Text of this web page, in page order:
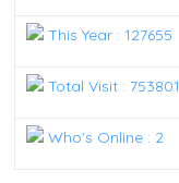
This Year : 127655
Total Visit : 753801
Who's Online : 2